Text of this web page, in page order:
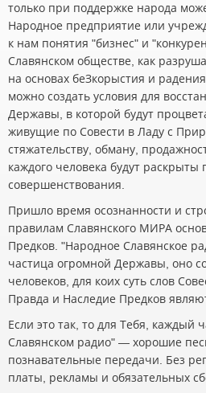
только при поддержке народа
Народное предприятие или
к нам понятия "бизнес" и
Славянском обществе, как
на основах беЗкорыстия и
можно создать условия для
Державы, в которой будут
живущие по Совести в Ладу с
стяжательству, обману,
каждого человека будут раскрыты
совершенствования.
Пришло время осознанности и
правилам Славянского МИРА
Предков. "Народное Славянское
частица огромной Державы, оно
человеков, для коих суть слов
Правда и Наследие Предков
Если это так, то для Тебя, каждый
Славянском радио" — хорошие
познавательные передачи. Без
платы, рекламы и обязательных